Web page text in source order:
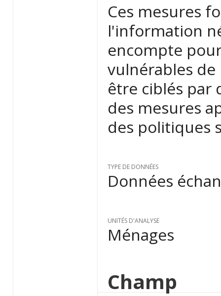
Ces mesures
l'information
encompte
vulnérables
être ciblés par
des mesures
des politiques
TYPE DE DONNÉES
Données
UNITÉS D'ANALYSE
Ménages
Champ